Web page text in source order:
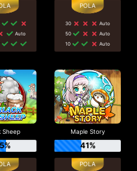
Auto
30
Auto
50
Auto
10
Auto
Sheep Maple Story
41%